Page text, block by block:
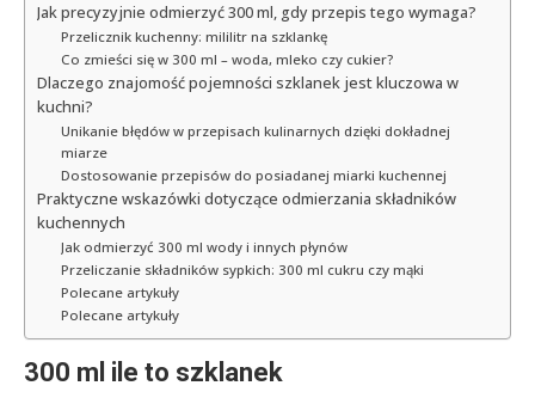
Jak precyzyjnie odmierzyć 300 ml, gdy przepis tego wymaga?
Przelicznik kuchenny: mililitr na szklankę
Co zmieści się w 300 ml – woda, mleko czy cukier?
Dlaczego znajomość pojemności szklanek jest kluczowa w
kuchni?
Unikanie błędów w przepisach kulinarnych dzięki dokładnej
miarze
Dostosowanie przepisów do posiadanej miarki kuchennej
Praktyczne wskazówki dotyczące odmierzania składników
kuchennych
Jak odmierzyć 300 ml wody i innych płynów
Przeliczanie składników sypkich: 300 ml cukru czy mąki
Polecane artykuły
Polecane artykuły
300 ml ile to szklanek